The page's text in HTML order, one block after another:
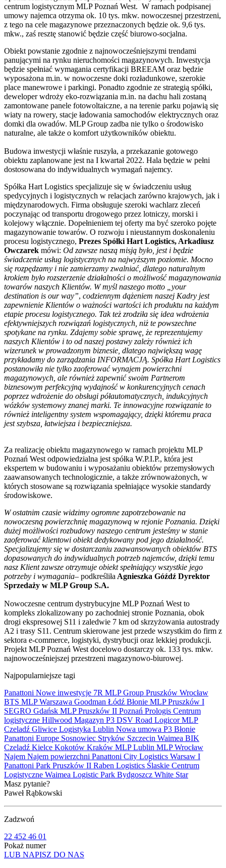
centrum logistycznym MLP Poznań West. W ramach podpisanej
umowy najemca otrzyma ok. 10 tys. mkw. nowoczesnej przestrzeni,
z tego na cele magazynowe przeznaczonych będzie ok. 9,6 tys.
mkw., zaś resztę stanowić będzie część biurowo-socjalna.
Obiekt powstanie zgodnie z najnowocześniejszymi trendami
panującymi na rynku nieruchomości magazynowych. Inwestycja
będzie spełniać wymagania certyfikacji BREEAM oraz będzie
wyposażona m.in. w nowoczesne doki rozładunkowe, szerokie
place manewrowe i parkingi. Ponadto zgodnie ze strategią spółki,
deweloper wdroży eko-rozwiązania m.in. na dachu hali zostaną
zamontowane panele fotowoltaiczne, a na terenie parku pojawią się
wiaty na rowery, stacje ładowania samochodów elektrycznych oraz
domki dla owadów. MLP Group zadba nie tylko o środowisko
naturalne, ale także o komfort użytkowników obiektu.
Budowa inwestycji właśnie ruszyła, a przekazanie gotowego
obiektu zaplanowane jest na I kwartał 2022. Hala będzie w pełni
dostosowana do indywidualnych wymagań najemcy.
Spółka Hart Logistics specjalizuje się w świadczeniu usług
spedycyjnych i logistycznych w relacjach zarówno krajowych, jak i
międzynarodowych. Firma obsługuje szeroki wachlarz zleceń
poczynając od transportu drogowego przez lotniczy, morski i
kolejowy włącznie. Dopełnieniem tej oferty ma być szeroko pojęte
magazynowanie towarów. O rozwoju i nieustannym doskonaleniu
procesu logistycznego, Prezes Spółki Hart Logistics, Arkadiusz
Owczarek mówi: Od zawsze naszą misją było, jest i będzie
świadczenie usług logistycznych na najwyższym poziomie. Mocno
się rozpędzamy i nie zamierzamy zwalniać, dlatego naturalnym
krokiem było rozszerzenie działalności o możliwość magazynowania
towarów naszych Klientów. W myśl naszego motto „your
destination is our way”, codziennym dążeniem naszej Kadry jest
zapewnienie Klientów o ważności wartości ich produktu na każdym
etapie procesu logistycznego. Tak też zrodziła się idea wdrożenia
efektywniejszych rozwiązań logistycznych, niż te powszechne
spotykane na rynku. Zdajemy sobie sprawę, że reprezentujemy
naszych Klientów i to od naszej postawy zależy również ich
wizerunek w prowadzonym biznesie, dlatego największą wagę
przykładamy do zarządzania INFORMACJĄ. Spółka Hart Logistics
postanowiła nie tylko zaoferować wynajem powierzchni
magazynowych, ale również zapewnić swoim Partnerom
biznesowym perfekcyjną wydajność w konkurencyjnych cenach
poprzez wdrożenie do obsługi półautomatycznych, indukcyjnych
wózków systemowy znanej marki. Te innowacyjne rozwiązanie to
również inteligentny system wspomagający, dzięki któremu praca
jest szybsza, łatwiejsza i bezpieczniejsza.
Za realizację obiektu magazynowego w ramach projektu MLP
Poznań West odpowiedzialna jest spółka W.P.I.P., która jest
ekspertem w budowaniu i wyposażaniu obiektów przemysłowych
zaawansowanych technologicznie, a także zrównoważonych, w
których stosowane są rozwiązania spełniające wysokie standardy
środowiskowe.
W ostatnim czasie widzimy ogromne zapotrzebowanie na
nowoczesną powierzchnię magazynową w rejonie Poznania. Dzięki
dużej możliwości rozbudowy naszego centrum jesteśmy w stanie
zaoferować klientowi obiekt dedykowany pod jego działalność.
Specjalizujemy się w dostarczaniu zaawansowanych obiektów BTS
dopasowanych do indywidualnych potrzeb najemców, dzięki temu
nasz Klient zawsze otrzymuje obiekt spełniający wszystkie jego
potrzeby i wymagania– podkreśliła Agnieszka Góźdź Dyrektor
Sprzedaży w MLP Group S.A.
Nowoczesne centrum dystrybucyjne MLP Poznań West to
kompleks zlokalizowany po zachodniej stronie Poznania, obok
drogi ekspresowej S11 i zaledwie 7 km od skrzyżowania autostrady
A2 i trasy S11. Centrum skierowane jest przede wszystkim do firm z
sektora e-commerce, logistyki, dystrybucji oraz lekkiej produkcji.
Projekt MLP Poznań West docelowo dostarczy ok. 133 tys. mkw.
najnowocześniejszej przestrzeni magazynowo-biurowej.
Najpopularniejsze tagi
Panattoni Nowe inwestycje 7R MLP Group Pruszków Wrocław
BTS MLPWarszawa Goodman Łódź Błonie MLP Pruszków I
SEGRO Gdańsk MLP Pruszków II Poznań Prologis Centrum
logistyczne Hillwood Magazyn P3 DSV Road LogicorMLP
Czeladź Gliwice Logistyka Lublin Nowa umowa P3 Błonie
Panattoni Europe Sosnowiec Stryków Szczecin Waimea BIK
Czeladź Kielce Kokotów Kraków MLP Lublin MLP Wrocław
Najem Najem powierzchni Panattoni City Logistics Warsaw I
Panattoni Park Pruszków II Raben Logistics Ślaskie Centrum
Logistyczne Waimea Logistic Park Bydgoszcz White Star
Masz pytanie?
Paweł Rąbkowski
Zadzwoń
22 452 46 01
Pokaż numer
LUB NAPISZ DO NAS